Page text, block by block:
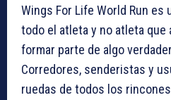
Wings For Life World Run es
todo el atleta y no atleta que
formar parte de algo
Corredores, senderistas y
ruedas de todos los